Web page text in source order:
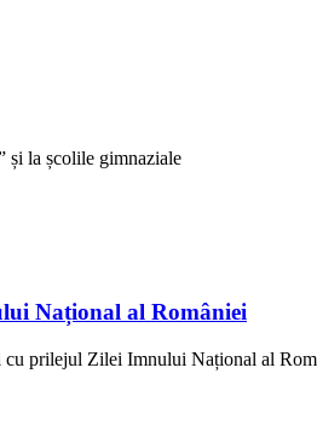
și la școlile gimnaziale
Național al României
cu prilejul Zilei Imnului Național al